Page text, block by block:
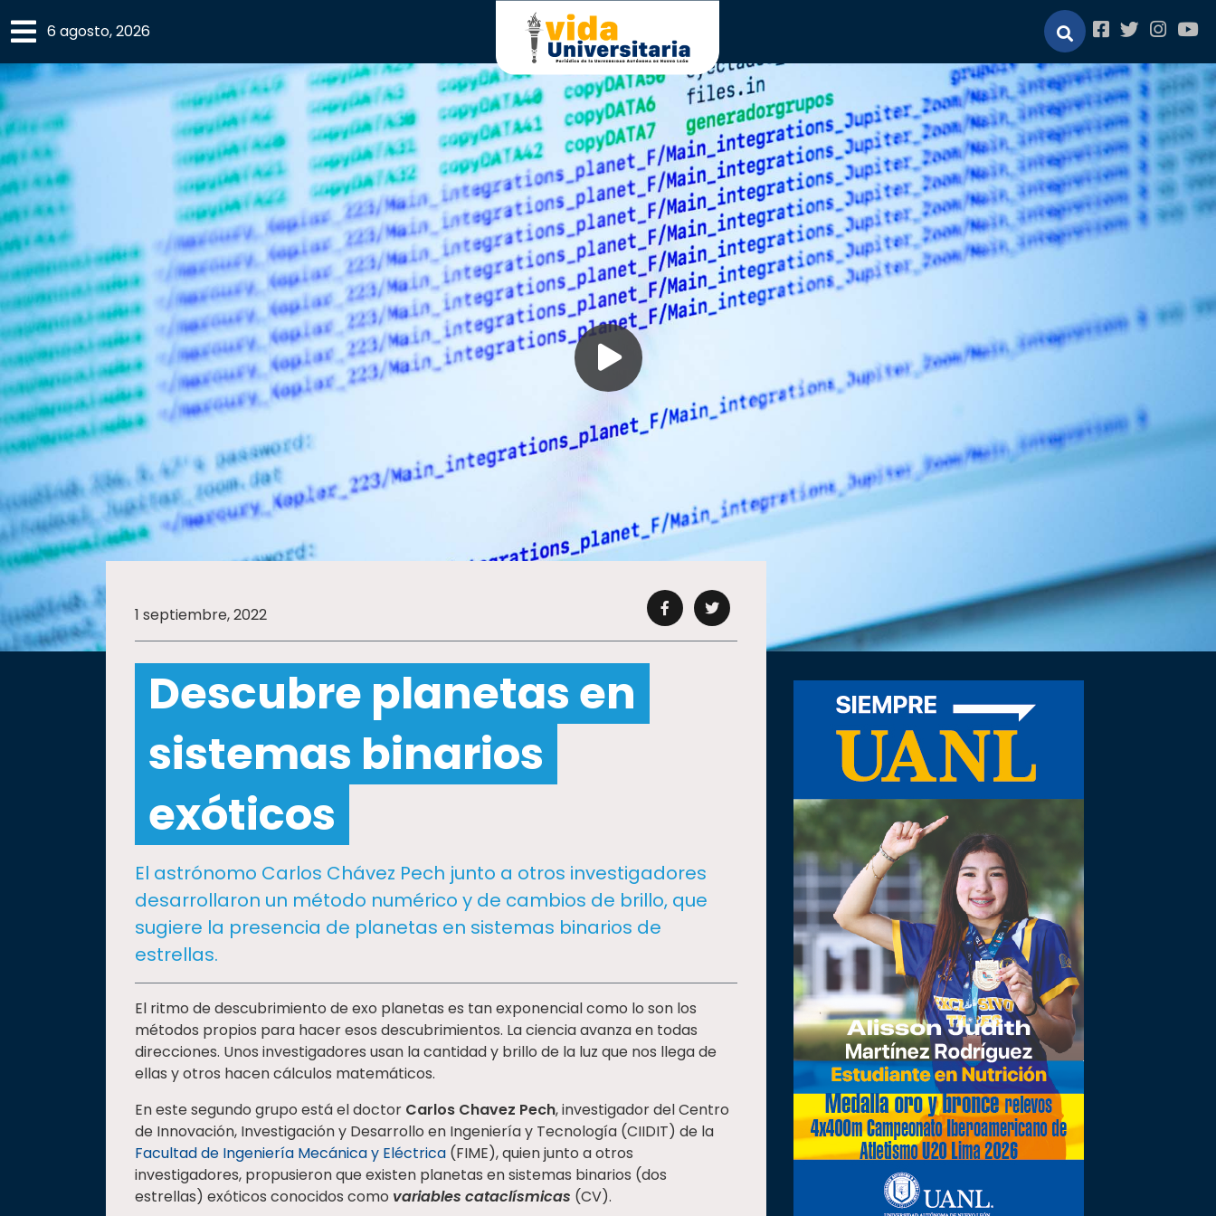
×
SECCIONES
ACADEMIA
CAMPUS
COMUNIDAD
CULTURA
DEPORTES
I+D+IEXPERTOS
SALUD
SUSTENTABILIDAD
TEMAS
Oferta
educativa
Internacionalización
6 agosto, 2026
1 septiembre, 2022
Descubre planetas en
sistemas binarios
exóticos
El astrónomo Carlos Chávez Pech junto a otros investigadores
desarrollaron un método numérico y de cambios de brillo, que
sugiere la presencia de planetas en sistemas binarios de
estrellas.
El ritmo de descubrimiento de exo planetas es tan exponencial como lo son los
métodos propios para hacer esos descubrimientos. La ciencia avanza en todas
direcciones. Unos investigadores usan la cantidad y brillo de la luz que nos llega de
ellas y otros hacen cálculos matemáticos.
En este segundo grupo está el doctor Carlos Chavez Pech, investigador del Centro
de Innovación, Investigación y Desarrollo en Ingeniería y Tecnología (CIIDIT) de la
Facultad de Ingeniería Mecánica y Eléctrica (FIME), quien junto a otros
investigadores, propusieron que existen planetas en sistemas binarios (dos
estrellas) exóticos conocidos como variables cataclísmicas (CV).